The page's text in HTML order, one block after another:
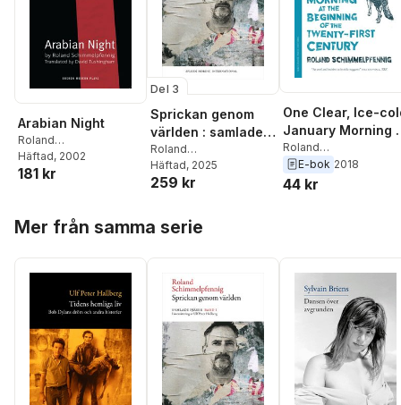
Arabian Night
Roland
Schimmelpfennig
Häftad, 2002
181 kr
Del 3
Sprickan genom
världen : samlade
pjäser 1
Roland
Schimmelpfennig
Häftad, 2025
259 kr
One Clear, Ice-
January Morning
the Beginning of
the 21st Century
Roland
Schimmelpfennig
E-bok 2018
44 kr
Mer från samma serie